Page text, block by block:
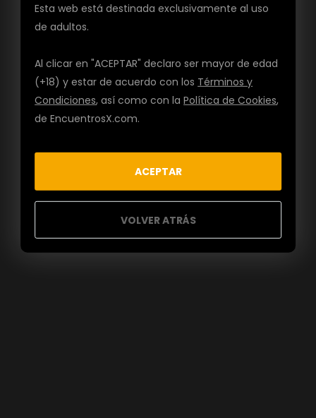
Esta web está destinada exclusivamente al uso
de adultos.
Al clicar en "ACEPTAR" declaro ser mayor de edad
(+18) y estar de acuerdo con los Términos y
Condiciones, así como con laPolítica de Cookies,
de EncuentrosX.com.
ACEPTAR
VOLVER ATRÁS